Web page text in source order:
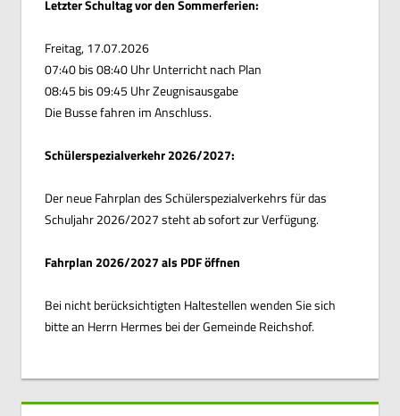
Letzter Schultag vor den Sommerferien:
Freitag, 17.07.2026
07:40 bis 08:40 Uhr Unterricht nach Plan
08:45 bis 09:45 Uhr Zeugnisausgabe
Die Busse fahren im Anschluss.
Schülerspezialverkehr 2026/2027:
Der neue Fahrplan des Schülerspezialverkehrs für das
Schuljahr 2026/2027 steht ab sofort zur Verfügung.
Fahrplan 2026/2027 als PDF öffnen
Bei nicht berücksichtigten Haltestellen wenden Sie sich
bitte an Herrn Hermes bei der Gemeinde Reichshof.